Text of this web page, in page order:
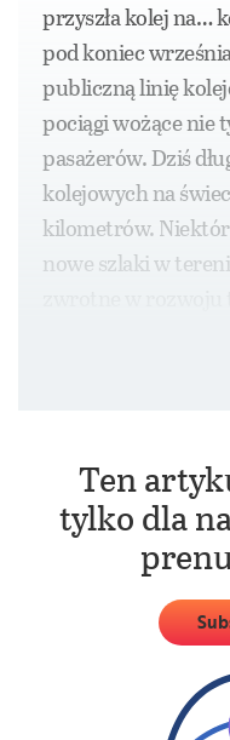
przyszła kolej na…
pod koniec
publiczną linię
pociągi wożące nie
pasażerów. Dziś
kolejowych na
kilometrów.
nowe szlaki w
Ten
tylko dla